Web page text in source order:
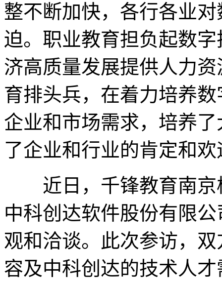
整不断加快，各行各业
迫。职业教育担负起数
济高质量发展提供人力
育排头兵，在着力培养
企业和市场需求，培养
了企业和行业的肯定和欢
近日，千锋教育南京
中科创达软件股份有限
观和洽谈。此次参访，
容及中科创达的技术人